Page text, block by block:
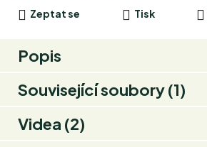
Tisk
Zeptat se
Popis
Související soubory (1)
Videa (2)